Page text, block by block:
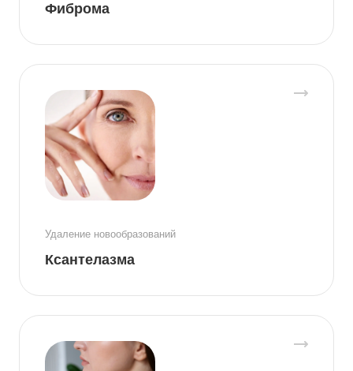
Фиброма
Удаление новообразований
Ксантелазма